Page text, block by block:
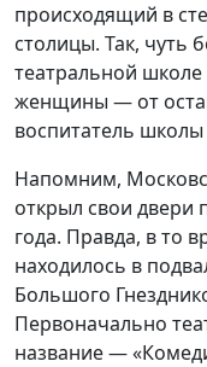
происходящий в
столицы. Так, чуть
театральной
женщины — от
воспитатель
Напомним,
открыл свои двери
года. Правда, в то
находилось в
Большого
Первоначально
название —